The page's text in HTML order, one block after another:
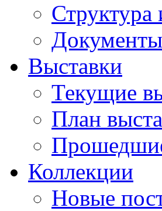
Структура
Документы
Выставки
Текущие
План
Коллекции
Новые